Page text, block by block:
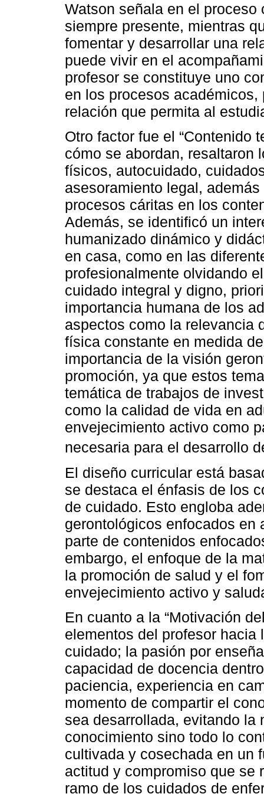
Watson señala en el
siempre presente, mientras
fomentar y desarrollar una
puede vivir en el
profesor se constituye uno
en los procesos
relación que permita al
Otro factor fue el “Contenido
cómo se abordan, resaltaron
físicos, autocuidado,
asesoramiento legal,
procesos cáritas en los
Además, se identificó un
humanizado dinámico y
en casa, como en las
profesionalmente olvidando
cuidado integral y digno,
importancia humana de los
aspectos como la relevancia
física constante en medida
importancia de la visión
promoción, ya que estos
temática de trabajos de
como la calidad de vida en
envejecimiento activo como
necesaria para el desarrollo
El diseño curricular está
se destaca el énfasis de los
de cuidado. Esto engloba
gerontológicos enfocados en
parte de contenidos
embargo, el enfoque de la
la promoción de salud y el
envejecimiento activo y
En cuanto a la “Motivación
elementos del profesor
cuidado; la pasión por
capacidad de docencia
paciencia, experiencia en
momento de compartir el
sea desarrollada, evitando la
conocimiento sino todo lo
cultivada y cosechada en un
actitud y compromiso que se
ramo de los cuidados de